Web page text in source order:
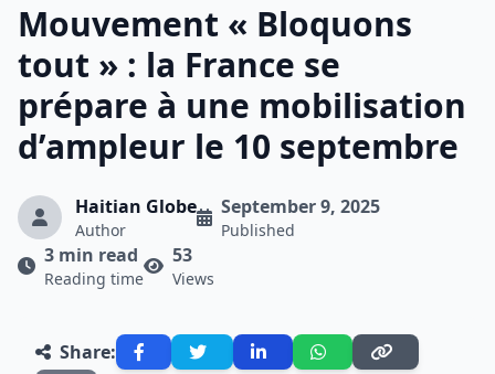
Mouvement « Bloquons
tout » : la France se
prépare à une mobilisation
d’ampleur le 10 septembre
Haitian Globe
Author
September 9, 2025
Published
3 min read
Reading time
53
Views
Share: